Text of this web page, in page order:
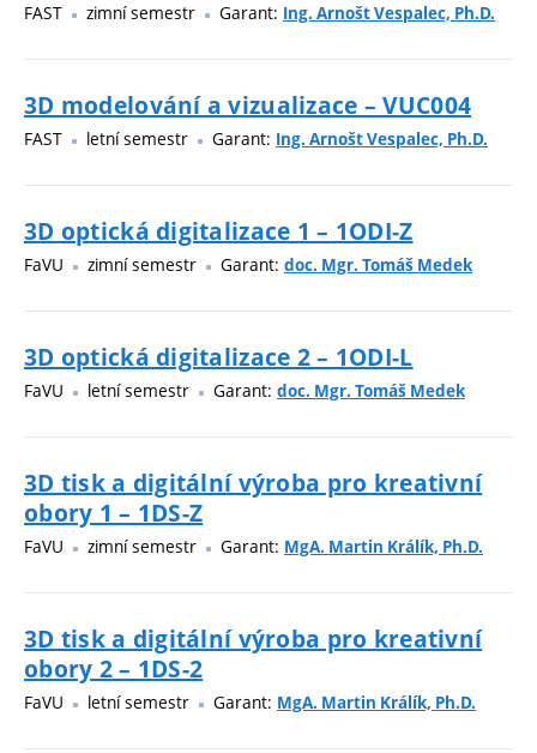
FAST zimní semestr Garant: Ing. Arnošt Vespalec, Ph.D.
3D modelování a vizualizace – VUC004
FAST letní semestr Garant: Ing. Arnošt Vespalec, Ph.D.
3D optická digitalizace 1 – 1ODI-Z
FaVU zimní semestr Garant: doc. Mgr. Tomáš Medek
3D optická digitalizace 2 – 1ODI-L
FaVU letní semestr Garant: doc. Mgr. Tomáš Medek
3D tisk a digitální výroba pro kreativní
obory 1 – 1DS-Z
FaVU zimní semestr Garant: MgA. Martin Králík, Ph.D.
3D tisk a digitální výroba pro kreativní
obory 2 – 1DS-2
FaVU letní semestr Garant: MgA. Martin Králík, Ph.D.